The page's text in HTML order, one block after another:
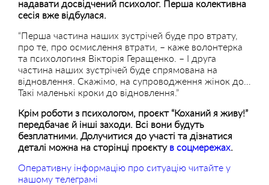
надавати досвідчений психолог. Перша колективна
сесія вже відбулася.
“Перша частина наших зустрічей буде про втрату,
про те, про осмислення втрати, – каже волонтерка
та психологиня Вікторія Геращенко. – І друга
частина наших зустрічей буде спрямована на
відновлення. Скажімо, на супроводження жінок до…
Такі маленькі кроки до відновлення.”
Крім роботи з психологом, проєкт “Коханий я живу!”
передбачає й інші заходи. Всі вони будуть
безплатними. Долучитися до участі та дізнатися
деталі можна на сторінці проєкту в соцмережах
Оперативну інформацію про ситуацію читайте у
нашому телеграмі